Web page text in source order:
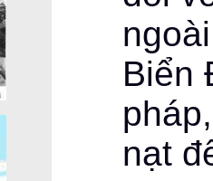
Biển
nạt